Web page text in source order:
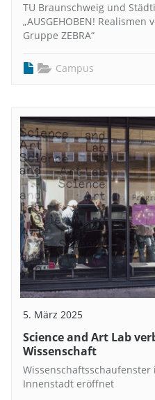
TU Braunschweig und
„AUSGEHOBEN!
Gruppe ZEBRA“
Campus
5. März 2025
Science and Art Lab
Wissenschaft
Innenstadt eröffnet